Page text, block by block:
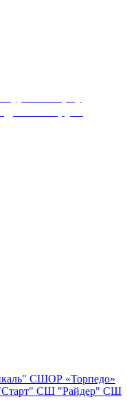
СШОР «Торпедо»
СШ "Райдер" СШ